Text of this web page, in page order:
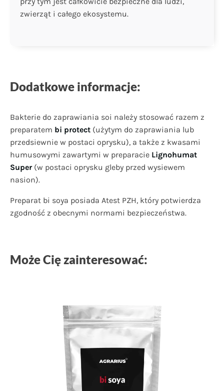
zwierząt i całego ekosystemu.
Dodatkowe informacje:
Bakterie do zaprawiania soi należy stosować razem z
preparatem bi protect (użytym do zaprawiania lub
przedsiewnie w postaci oprysku), a także z kwasami
humusowymi zawartymi w preparacie Lignohumat
Super(w postaci oprysku gleby przed wysiewem
nasion).
Preparat bi soya posiada Atest PZH, który potwierdza
zgodność z obecnymi normami bezpieczeństwa.
Może Cię zainteresować: